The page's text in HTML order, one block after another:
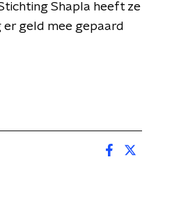
Shapla heeft ze
geld mee gepaard